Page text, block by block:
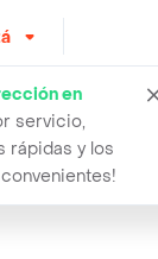
en
servicio,
rápidas y los
en v l